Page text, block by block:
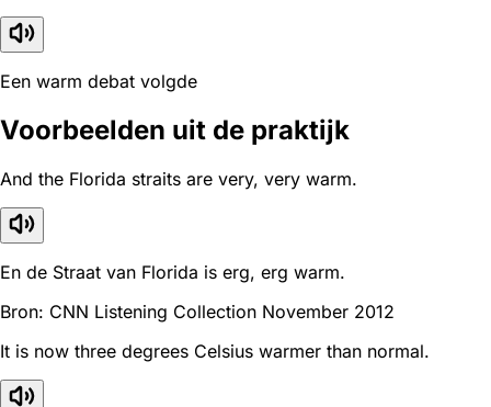
Een warm debat volgde
Voorbeelden uit de praktijk
And the Florida straits are very, very warm.
En de Straat van Florida is erg, erg warm.
Bron: CNN Listening Collection November 2012
It is now three degrees Celsius warmer than normal.